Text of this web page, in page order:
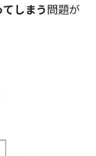
しまう問題が